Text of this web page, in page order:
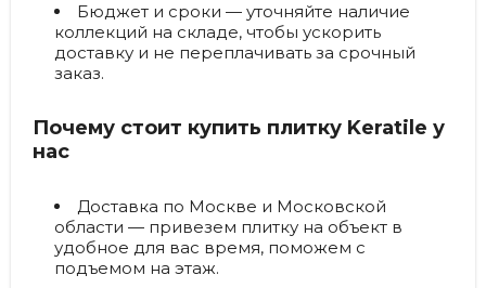
Бюджет и сроки — уточняйте наличие
коллекций на складе, чтобы ускорить
доставку и не переплачивать за срочный
заказ.
Почему стоит купить плитку Keratile у
нас
Доставка по Москве и Московской
области — привезем плитку на объект в
удобное для вас время, поможем с
подъемом на этаж.